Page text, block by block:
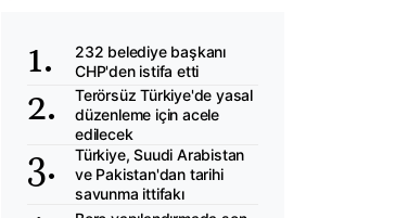
232 belediye başkanı
CHP'den istifa etti
Terörsüz Türkiye'de yasal
düzenleme için acele
edilecek
Türkiye, Suudi Arabistan
ve Pakistan'dan tarihi
savunma ittifakı